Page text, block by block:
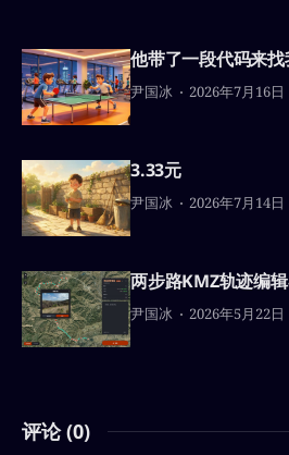
他带了一段代码来找
尹国冰 2026年7月16日
3.33元
尹国冰 2026年7月14日
两步路KMZ轨迹编
尹国冰 2026年5月22日
评论 (0)